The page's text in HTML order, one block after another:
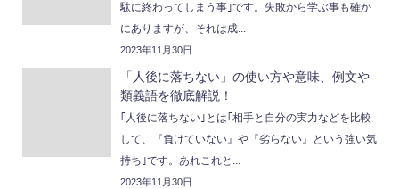
駄に終わってしまう事｣です。失敗から学ぶ事も確か
にありますが、それは成...
2023年11月30日
「人後に落ちない」の使い方や意味、例文や
類義語を徹底解説！
｢人後に落ちない｣とは｢相手と自分の実力などを比較
して、『負けていない』や『劣らない』という強い気
持ち｣です。あれこれと...
2023年11月30日